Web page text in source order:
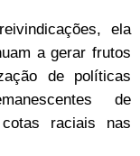
ela
a gerar frutos
de políticas
de
raciais nas